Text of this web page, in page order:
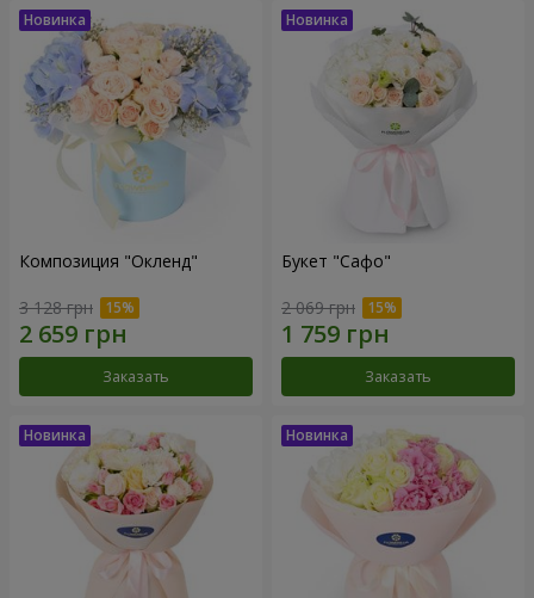
Композиция "Окленд"
3 128 грн
Заказать
Букет "Сафо"
2 069 грн
Заказать